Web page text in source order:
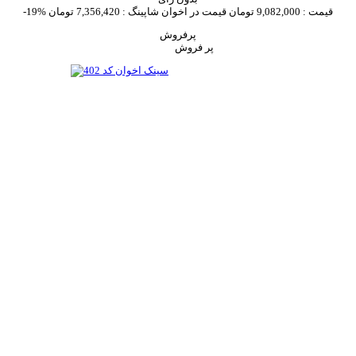
-19%
قیمت : 9,082,000 تومان قیمت در اخوان شاپینگ : 7,356,420 تومان
پرفروش